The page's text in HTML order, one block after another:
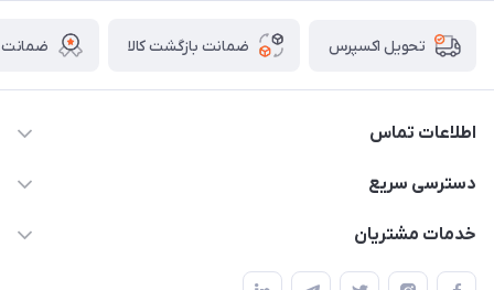
تحویل اکسپرس ضمانت بازگشت کالا ضمانت
اطلاعات تماس
02136781755
دسترسی سریع
پلنر و دفتر
خدمات مشتریان
قوانین و مقررات